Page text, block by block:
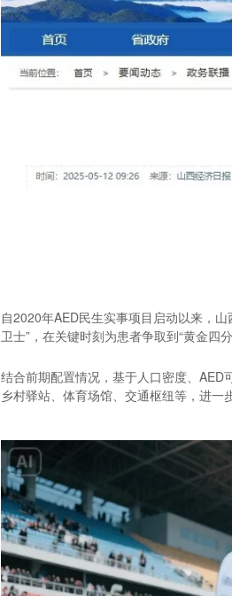
自2020年AED民生实事项目启动以来，
卫士”，在关键时刻为患者争取到“黄金四
结合前期配置情况，基于人口密度、AED
乡村驿站、体育场馆、交通枢纽等，进一